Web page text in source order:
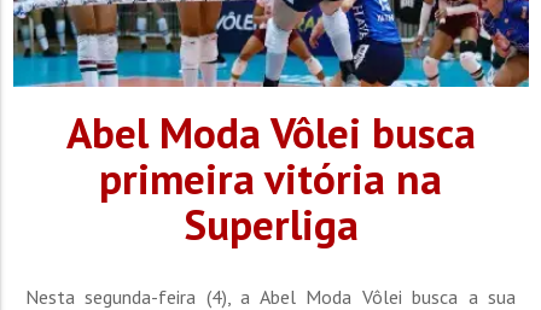
Abel Moda Vôlei busca
primeira vitória na
Superliga
Nesta segunda-feira (4), a Abel Moda Vôlei busca a sua